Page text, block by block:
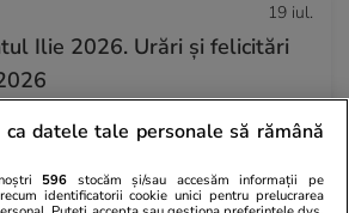
19 iul.
Ilie 2026. Urări și felicitări
din 19 iulie 2026. Numerele
ca datele tale personale să rămână
596 stocăm și/sau accesăm informații pe
identificatorii cookie unici pentru prelucrarea